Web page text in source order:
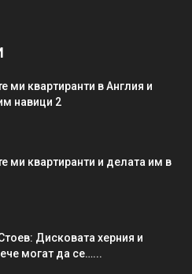
ми квартиранти в Англия и
навици 2
ми квартиранти и делата им в
Дисковата херния и
могат да се…...